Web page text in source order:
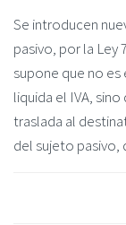
Se introducen
pasivo, por la Ley
supone que no
liquida el IVA,
traslada al
del sujeto pasivo,